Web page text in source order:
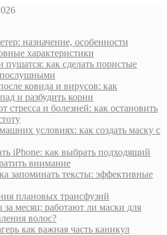
назначение, особенности
характеристики
как сделать пористые
ковида и вирусов: как
и разбудить корни
стресса и болезней: как остановить
условиях: как создать маску с
iPhone: как выбрать подходящий
внимание
запоминать тексты: эффективные
плановых трансфузий
месяц: работают ли маски для
волос?
как важная часть каникул